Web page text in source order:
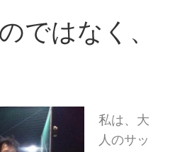
ではなく、
私は、大
人のサッ